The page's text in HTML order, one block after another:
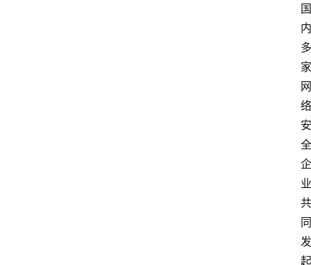
国
内
多
家
网
络
安
全
企
业
共
同
发
起